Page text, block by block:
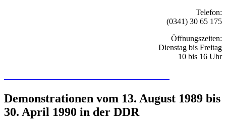
Telefon:
(0341) 30 65 175
Öffnungszeiten:
Dienstag bis Freitag
10 bis 16 Uhr
Demonstrationen vom 13. August 1989 bis
30. April 1990 in der DDR